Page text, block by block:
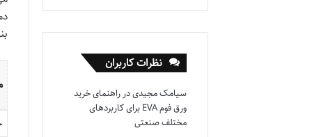
نظرات کاربران
سیامک مجیدیدرراهنمای خرید
ورق فوم EVA برای کاربردهای
مختلف صنعتی